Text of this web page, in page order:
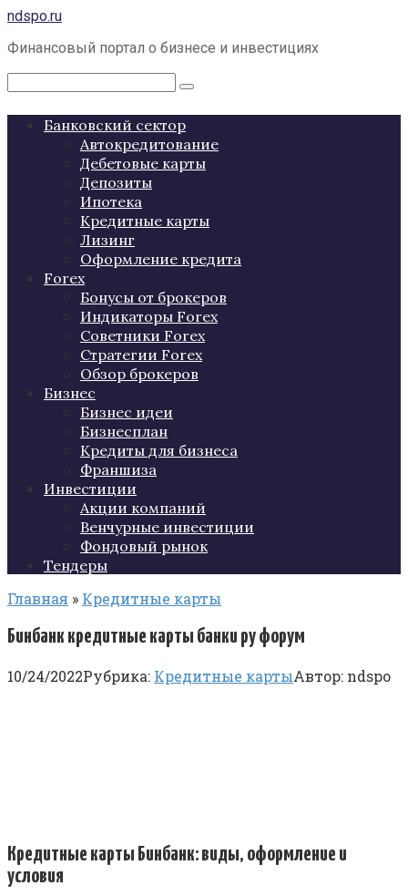
Перейти
контенту
ndspo.ru
Финансовый портал о бизнесе и инвестициях
Поиск:
Банковский сектор
Автокредитование
Дебетовые карты
Депозиты
Ипотека
Кредитные карты
Лизинг
Оформление кредита
Forex
Бонусы от брокеров
Индикаторы Forex
Советники Forex
Стратегии Forex
Обзор брокеров
Бизнес
Бизнес идеи
Бизнесплан
Кредиты для бизнеса
Франшиза
Инвестиции
Акции компаний
Венчурные инвестиции
Фондовый рынок
Тендеры
Главная » Кредитные карты
Бинбанк кредитные карты банки ру форум
10/24/2022Рубрика: Кредитные картыАвтор: ndspo
Кредитные карты Бинбанк: виды, оформление и
условия